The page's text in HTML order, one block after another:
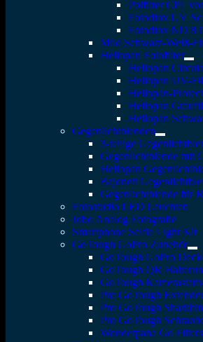
Polfilter CPL
Fotodiox UV
Fotodiox ND 8
Milo Schwarz-Weiß-
Heliopan Fotofilter
Heliopan
Heliopan UV-
Heliopan-
Heliopan
Heliopan
Gegenlichtblenden
3-teilige
Gegenlichtblende mit
Heliopan
Bajonett
Gegenlichtblende für
Fotostudio LED Leuchten
Jobo Analog Fotografie
Smartphone Selfie Light Kit
GoTough GoPro Zubehör
GoTough GoPro
GoTough QR
GoTough
Pro GoTough Extender
Pro GoTough
Pro GoTough
Wonderpana Go